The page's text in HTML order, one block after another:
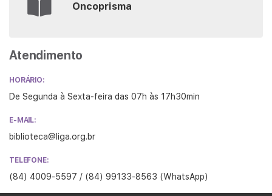
Oncoprisma
Atendimento
HORÁRIO:
De Segunda à Sexta-feira das 07h às 17h30min
E-MAIL:
biblioteca@liga.org.br
TELEFONE:
(84) 4009-5597 / (84) 99133-8563 (WhatsApp)